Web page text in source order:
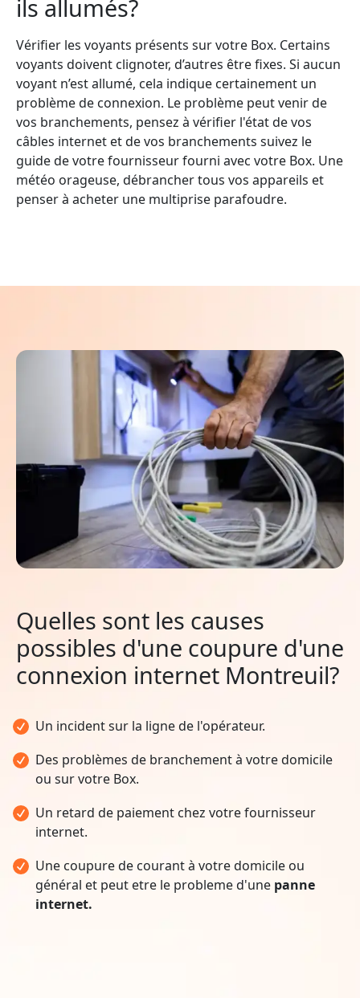
ils allumés?
Vérifier les voyants présents sur votre Box. Certains
voyants doivent clignoter, d’autres être fixes. Si aucun
voyant n’est allumé, cela indique certainement un
problème de connexion. Le problème peut venir de
vos branchements, pensez à vérifier l'état de vos
câbles internet et de vos branchements suivez le
guide de votre fournisseur fourni avec votre Box. Une
météo orageuse, débrancher tous vos appareils et
penser à acheter une multiprise parafoudre.
Quelles sont les causes
possibles d'une coupure d'une
connexion internet Montreuil?
Un incident sur la ligne de l'opérateur.
Des problèmes de branchement à votre domicile
ou sur votre Box.
Un retard de paiement chez votre fournisseur
internet.
Une coupure de courant à votre domicile ou
général et peut etre le probleme d'une panne
internet.